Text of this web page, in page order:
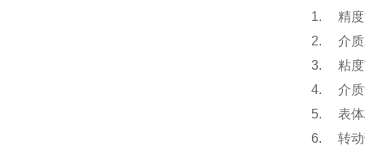
1. 精度
2. 介质
3. 粘度
4. 介质
5. 表体
6. 转动